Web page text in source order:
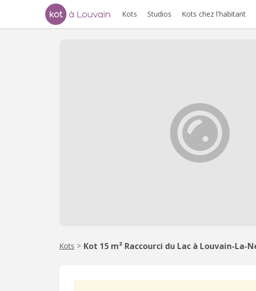
Kots Studios Kots chez l'habitant
Kots > Kot 15 m² Raccourci du Lac à Louvain-La-